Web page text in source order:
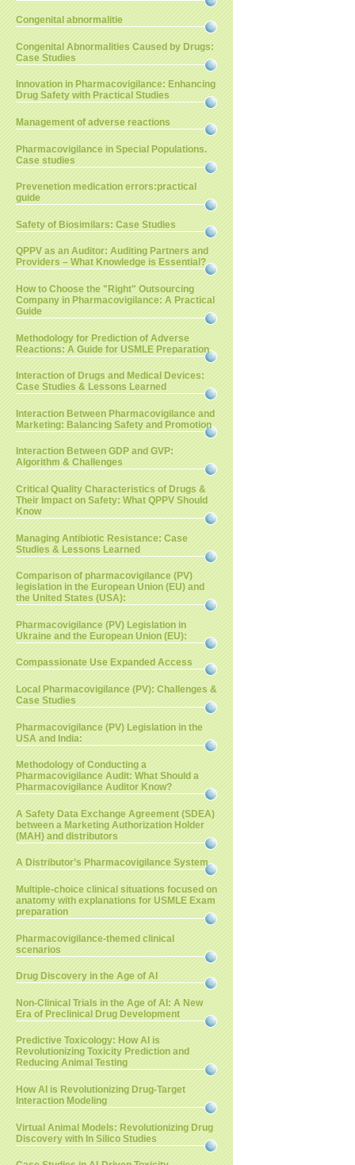
Congenital abnormalitie
Congenital Abnormalities Caused by Drugs:
Case Studies
Innovation in Pharmacovigilance: Enhancing
Drug Safety with Practical Studies
Management of adverse reactions
Pharmacovigilance in Special Populations.
Case studies
Prevenetion medication errors:practical
guide
Safety of Biosimilars: Case Studies
QPPV as an Auditor: Auditing Partners and
Providers – What Knowledge is Essential?
How to Choose the "Right" Outsourcing
Company in Pharmacovigilance: A Practical
Guide
Methodology for Prediction of Adverse
Reactions: A Guide for USMLE Preparation
Interaction of Drugs and Medical Devices:
Case Studies & Lessons Learned
Interaction Between Pharmacovigilance and
Marketing: Balancing Safety and Promotion
Interaction Between GDP and GVP:
Algorithm & Challenges
Critical Quality Characteristics of Drugs &
Their Impact on Safety: What QPPV Should
Know
Managing Antibiotic Resistance: Case
Studies & Lessons Learned
Comparison of pharmacovigilance (PV)
legislation in the European Union (EU) and
the United States (USA):
Pharmacovigilance (PV) Legislation in
Ukraine and the European Union (EU):
Compassionate Use Expanded Access
Local Pharmacovigilance (PV): Challenges &
Case Studies
Pharmacovigilance (PV) Legislation in the
USA and India:
Methodology of Conducting a
Pharmacovigilance Audit: What Should a
Pharmacovigilance Auditor Know?
A Safety Data Exchange Agreement (SDEA)
between a Marketing Authorization Holder
(MAH) and distributors
A Distributor’s Pharmacovigilance System
Multiple-choice clinical situations focused on
anatomy with explanations for USMLE Exam
preparation
Pharmacovigilance-themed clinical
scenarios
Drug Discovery in the Age of AI
Non-Clinical Trials in the Age of AI: A New
Era of Preclinical Drug Development
Predictive Toxicology: How AI is
Revolutionizing Toxicity Prediction and
Reducing Animal Testing
How AI is Revolutionizing Drug-Target
Interaction Modeling
Virtual Animal Models: Revolutionizing Drug
Discovery with In Silico Studies